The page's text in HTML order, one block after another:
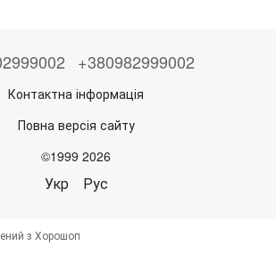
+380982999002
Контактна інформація
Повна версія сайту
©1999 2026
Укр Рус
з Хорошоп